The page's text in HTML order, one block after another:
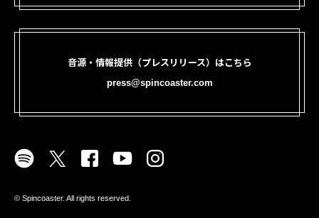
音源・情報提供（プレスリリース）はこちら
press@spincoaster.com
©︎ Spincoaster. All rights reserved.